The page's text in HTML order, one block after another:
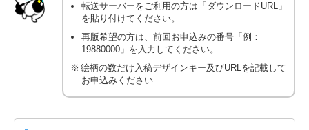
転送サーバーをご利用の方は「ダウンロードURL」
を貼り付けてください。
再版希望の方は、前回お申込みの番号「例：
19880000」を入力してください。
絵柄の数だけ入稿デザインキー及びURLを記載して
お申込みください